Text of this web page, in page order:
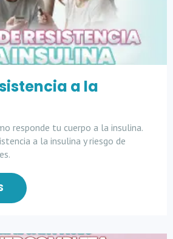
a la
responde tu cuerpo a la insulina.
a la insulina y riesgo de